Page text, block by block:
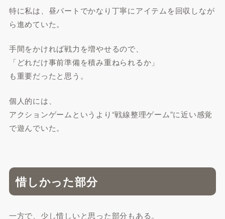
特に私は、昼パートでかなり丁寧にアイテムを回収しなが
ら進めていた。
手間をかければ戦力を増やせるので、
「どれだけ事前準備を積み重ねられるか」
も重要だったと思う。
個人的には、
アクションゲームというより“戦線整理ゲーム”に近い感覚
で遊んでいた。
惜しかった部分
一方で、少し惜しいと思った部分もある。